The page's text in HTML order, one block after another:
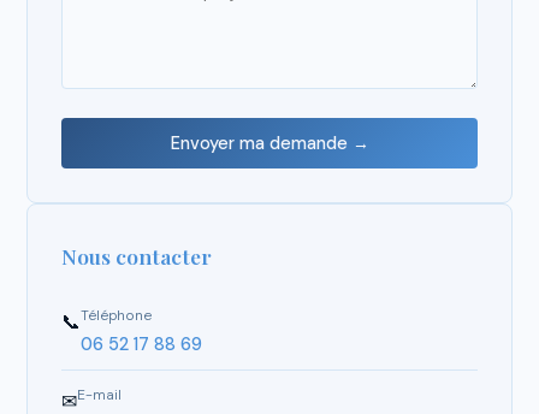
Envoyer ma demande →
Nous contacter
📞Téléphone
06 52 17 88 69
✉E-mail